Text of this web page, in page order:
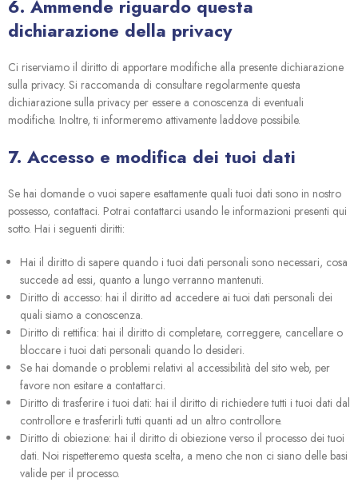
6. Ammende riguardo questa
dichiarazione della privacy
Ci riserviamo il diritto di apportare modifiche alla presente dichiarazione
sulla privacy. Si raccomanda di consultare regolarmente questa
dichiarazione sulla privacy per essere a conoscenza di eventuali
modifiche. Inoltre, ti informeremo attivamente laddove possibile.
7. Accesso e modifica dei tuoi dati
Se hai domande o vuoi sapere esattamente quali tuoi dati sono in nostro
possesso, contattaci. Potrai contattarci usando le informazioni presenti qui
sotto. Hai i seguenti diritti:
Hai il diritto di sapere quando i tuoi dati personali sono necessari, cosa
succede ad essi, quanto a lungo verranno mantenuti.
Diritto di accesso: hai il diritto ad accedere ai tuoi dati personali dei
quali siamo a conoscenza.
Diritto di rettifica: hai il diritto di completare, correggere, cancellare o
bloccare i tuoi dati personali quando lo desideri.
Se hai domande o problemi relativi al accessibilità del sito web, per
favore non esitare a contattarci.
Diritto di trasferire i tuoi dati: hai il diritto di richiedere tutti i tuoi dati dal
controllore e trasferirli tutti quanti ad un altro controllore.
Diritto di obiezione: hai il diritto di obiezione verso il processo dei tuoi
dati. Noi rispetteremo questa scelta, a meno che non ci siano delle basi
valide per il processo.